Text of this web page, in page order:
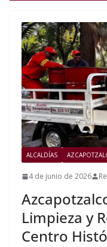
ALCALDÍAS
4 de junio de 2026
Limpieza y
Centro